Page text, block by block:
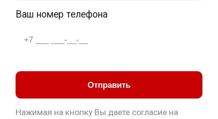
Ваш номер телефона
Отправить
Нажимая на кнопку Вы даете согласие на